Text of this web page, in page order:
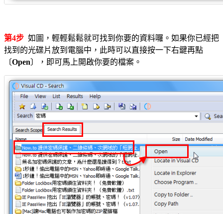
第4步 如圖，輕輕鬆鬆就可找到你要的資料囉。如果你已經把
找到的光碟片放到電腦中，此時可以直接按一下右鍵再點
〔Open〕，即可馬上開啟你要的檔案。